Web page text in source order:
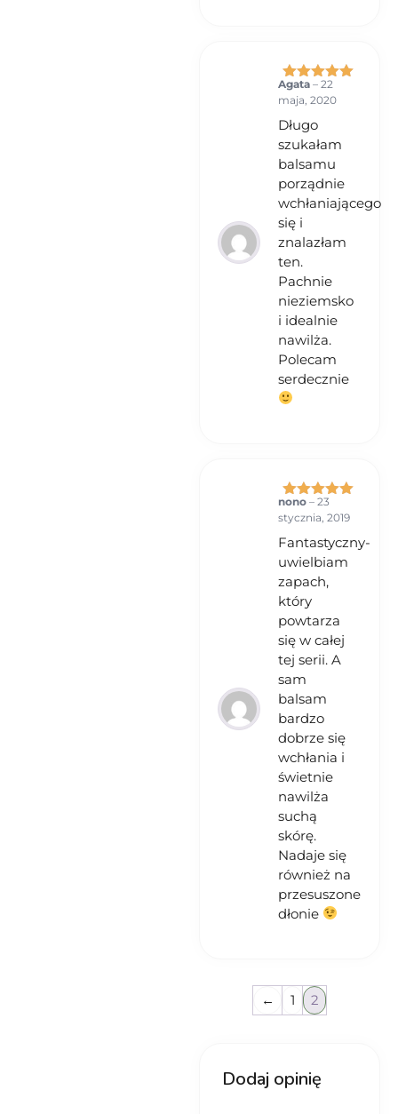
Oceniono
na 5
Agata – 22
maja, 2020
Długo
szukałam
balsamu
porządnie
wchłaniającego
się i
znalazłam
ten.
Pachnie
nieziemsko
i idealnie
nawilża.
Polecam
serdecznie
Oceniono
na 5
nono – 23
stycznia, 2019
Fantastyczny-
uwielbiam
zapach,
który
powtarza
się w całej
tej serii. A
sam
balsam
bardzo
dobrze się
wchłania i
świetnie
nawilża
suchą
skórę.
Nadaje się
również na
przesuszone
dłonie
← 1 2
Dodaj opinię